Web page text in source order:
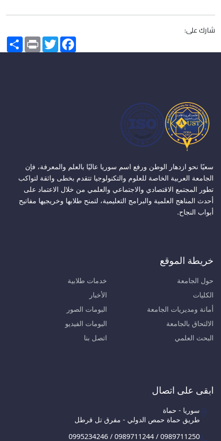
شارك على:
Share PrintTwitterFacebook
سعيًا نحو ازدهار الوطن ورفع اسم سوريا عاليًا بالعلم والمعرفة، فإن
الجامعة العربية الخاصة للعلوم والتكنولوجيا تتقدم بخطى واثقة لتواكب
تطور المجتمع الاقتصادي والاجتماعي والعلمي من خلال الاعتماد على
أحدث المناهج العلمية والبرامج التعليمية، لتمنح طلابها وخريجيها مفاتيح
أبواب النجاح.
خريطة الموقع
حول الجامعة
الكليات
أمانة ومديريات الجامعة
الالتحاق بالجامعة
البحث العلمي
خدمات طلابية
الأخبار
البومات الصور
البومات الفيديو
اتصل بنا
ابقى على اتصال
سوريا - حماة
طريق حماة حمص الدولي - مفرق تل قرطل
0995234246 / 0989711244 / 0989711250